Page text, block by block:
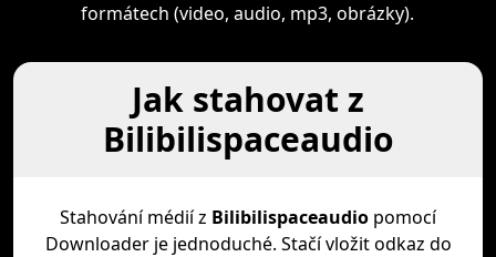
formátech (video, audio, mp3, obrázky).
Jak stahovat z
Bilibilispaceaudio
Stahování médií z Bilibilispaceaudio pomocí
Downloader je jednoduché. Stačí vložit odkaz do